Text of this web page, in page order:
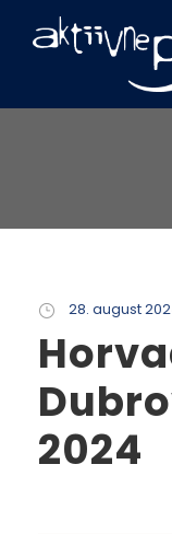
28. august
2024